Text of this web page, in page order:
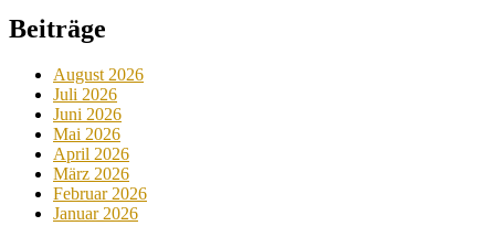
Beiträge
August 2026
Juli 2026
Juni 2026
Mai 2026
April 2026
März 2026
Februar 2026
Januar 2026